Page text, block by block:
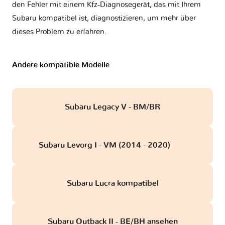
den Fehler mit einem Kfz-Diagnosegerät, das mit Ihrem
Subaru kompatibel ist, diagnostizieren, um mehr über
dieses Problem zu erfahren.
Andere kompatible Modelle
Subaru Legacy V - BM/BR
Subaru Levorg I - VM (2014 - 2020)
Subaru Lucra kompatibel
Subaru Outback II - BE/BH ansehen